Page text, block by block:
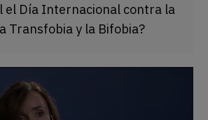
el Día Internacional contra la
Transfobia y la Bifobia?